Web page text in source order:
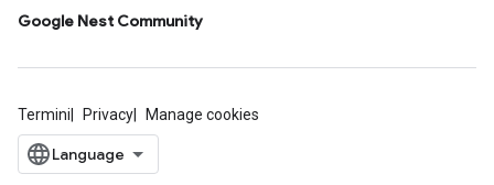
Google Nest Community
Termini Privacy Manage cookies